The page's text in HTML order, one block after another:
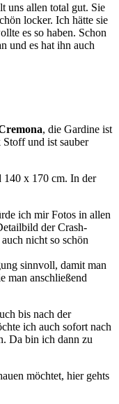
uns allen total gut. Sie
locker. Ich hätte sie
es so haben. Schon
und es hat ihn auch
, die Gardine ist
und ist sauber
140 x 170 cm. In der
ich mir Fotos in allen
der Crash-
nicht so schön
sinnvoll, damit man
man anschließend
bis nach der
ich auch sofort nach
Da bin ich dann zu
möchtet, hier gehts